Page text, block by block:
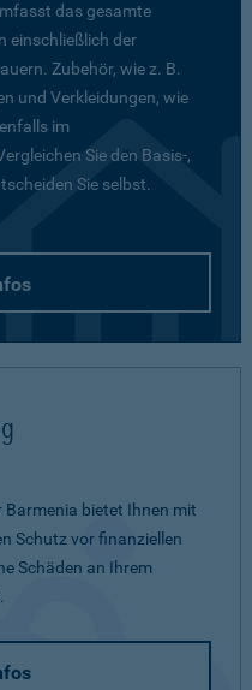
das gesamte
einschließlich der
Zubehör, wie z. B.
und Verkleidungen, wie
im
Sie den Basis-,
Sie selbst.
Barmenia bietet Ihnen mit
Schutz vor finanziellen
Schäden an Ihrem